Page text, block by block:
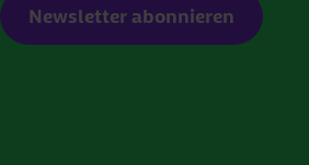
Newsletter abonnieren